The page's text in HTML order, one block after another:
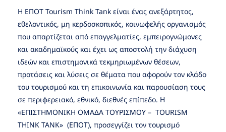
Η ΕΠΟΤ Tourism Think Tank είναι ένας ανεξάρτητος,
εθελοντικός, μη κερδοσκοπικός, κοινωφελής οργανισμός
που απαρτίζεται από επαγγελματίες, εμπειρογνώμονες
και ακαδημαϊκούς και έχει ως αποστολή την διάχυση
ιδεών και επιστημονικά τεκμηριωμένων θέσεων,
προτάσεις και λύσεις σε θέματα που αφορούν τον κλάδο
του τουρισμού και τη επικοινωνία και παρουσίαση τους
σε περιφερειακό, εθνικό, διεθνές επίπεδο. Η
«ΕΠΙΣΤΗΜΟΝΙΚΗ ΟΜΑΔΑ ΤΟΥΡΙΣΜΟΥ – TOURISM
THINK TANK» (ΕΠΟΤ), προσεγγίζει τον τουρισμό